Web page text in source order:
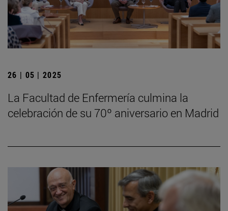
26 | 05 | 2025
La Facultad de Enfermería culmina la
celebración de su 70º aniversario en Madrid